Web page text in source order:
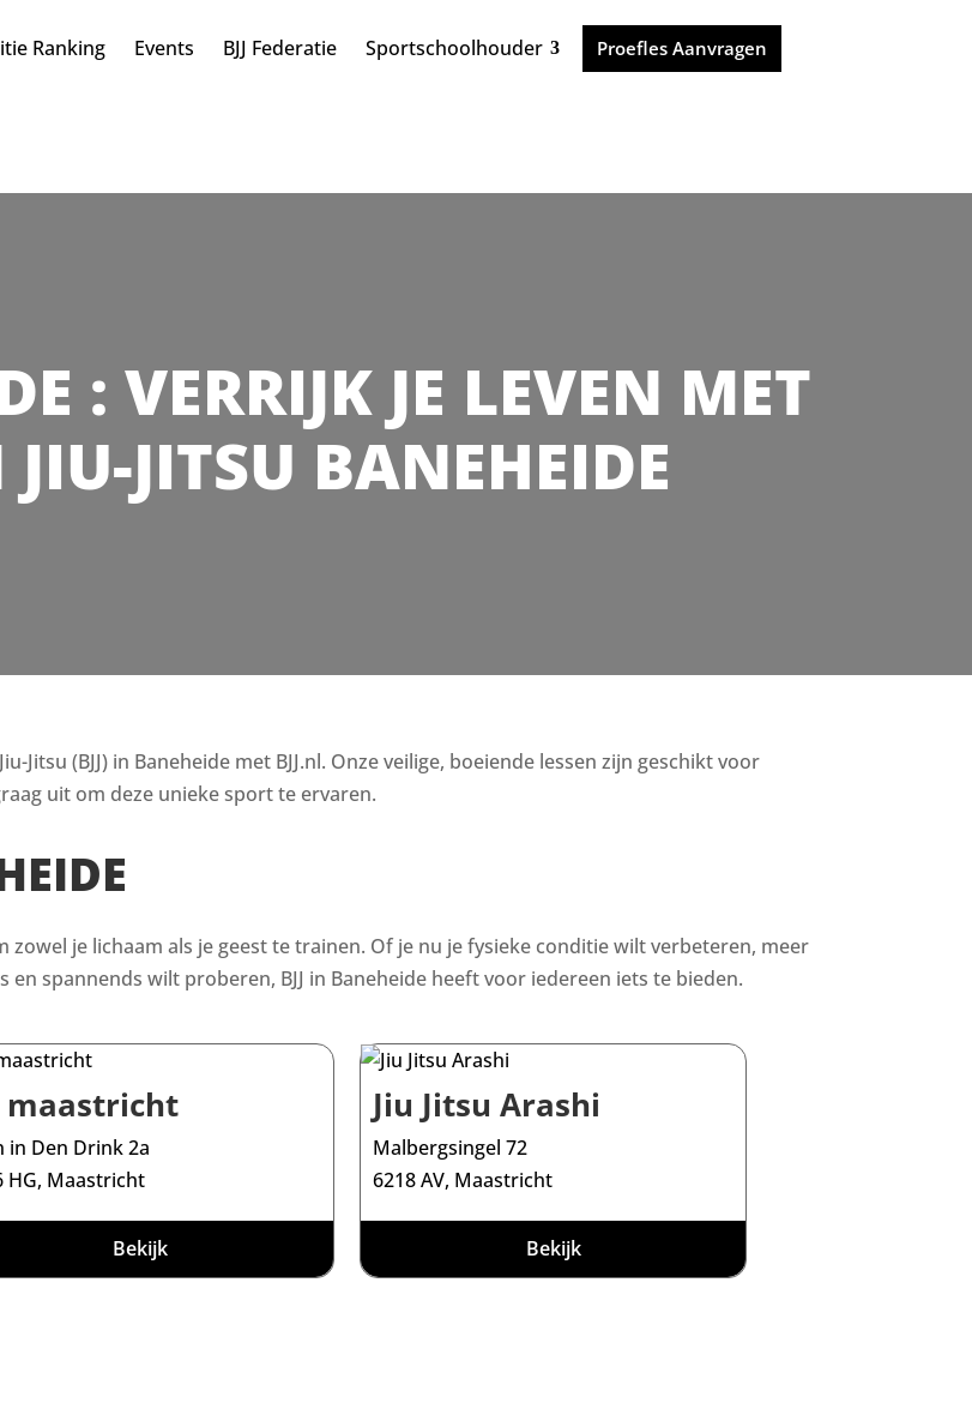
Ranking Events BJJ Federatie Sportschoolhouder Proefles Aanvragen
: VERRIJK JE LEVEN MET
JITSU BANEHEIDE
Jitsu (BJJ) in Baneheide met BJJ.nl. Onze veilige, boeiende lessen zijn geschikt voor
uit om deze unieke sport te ervaren.
zowel je lichaam als je geest te trainen. Of je nu je fysieke conditie wilt verbeteren, meer
spannends wilt proberen, BJJ in Baneheide heeft voor iedereen iets te bieden.
maastricht
in Den Drink 2a
HG, Maastricht
Bekijk
Jiu Jitsu Arashi
Malbergsingel 72
6218 AV, Maastricht
Bekijk